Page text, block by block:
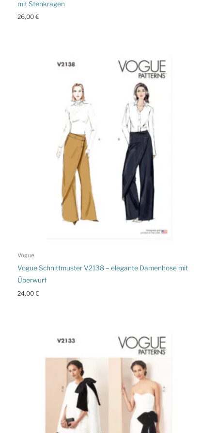
mit Stehkragen
26,00€
Vogue
Vogue Schnittmuster V2138 – elegante Damenhose mit
Überwurf
24,00€